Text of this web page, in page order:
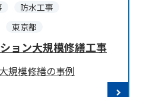
防水工事
東京都
ョン大規模修繕工事
規模修繕の事例